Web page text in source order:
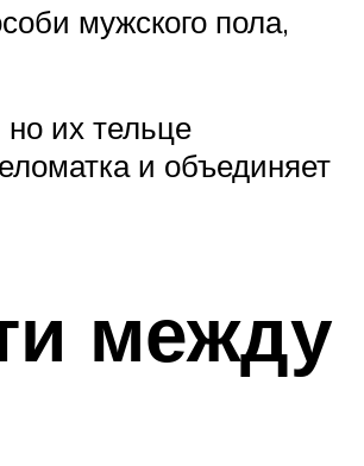
мужского пола,
их тельце
и объединяет
между